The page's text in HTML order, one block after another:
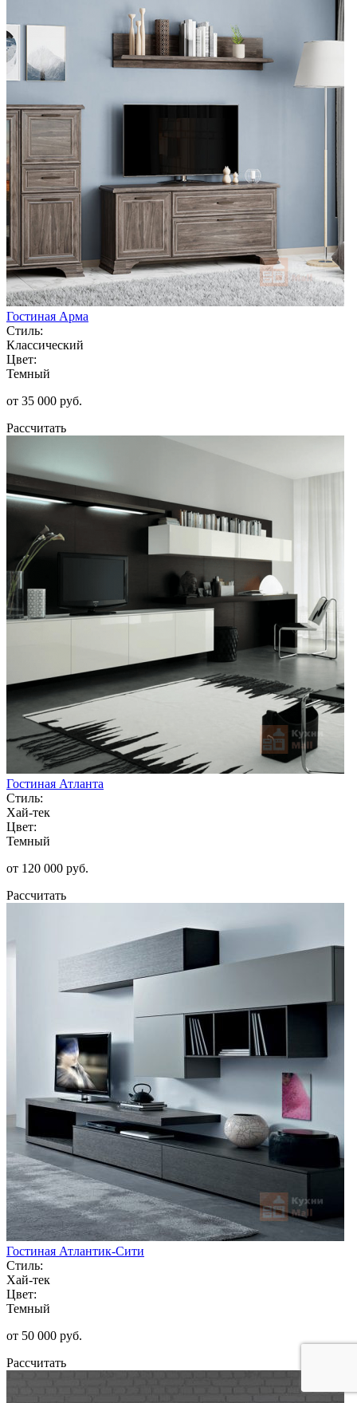
Гостиная Арма
Стиль:
Классический
Цвет:
Темный
от 35 000 руб.
Рассчитать
Гостиная Атланта
Стиль:
Хай-тек
Цвет:
Темный
от 120 000 руб.
Рассчитать
Гостиная Атлантик-Сити
Стиль:
Хай-тек
Цвет:
Темный
от 50 000 руб.
Рассчитать